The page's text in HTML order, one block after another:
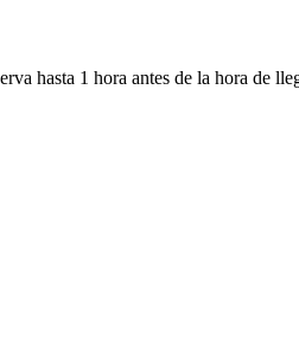
hasta 1 hora antes de la hora de